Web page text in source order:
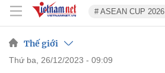
# ASEAN CUP 2026
Thế giới
thứ ba, 26/12/2023 - 09:09